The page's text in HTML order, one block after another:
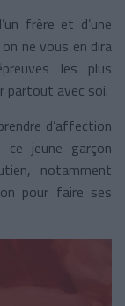
frère et d’une
ne vous en dira
les plus
partout avec soi.
d’affection
ce jeune garçon
notamment
pour faire ses